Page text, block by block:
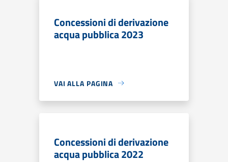
Concessioni di derivazione
acqua pubblica 2023
VAI ALLA PAGINA
Concessioni di derivazione
acqua pubblica 2022